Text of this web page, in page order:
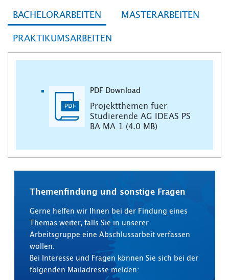
BACHELORARBEITEN MASTERARBEITEN
PRAKTIKUMSARBEITEN
PDF Download
Projektthemen fuer
Studierende AG IDEAS PS
BA MA 1 (4.0 MB)
Themenfindung und sonstige Fragen
Gerne helfen wir Ihnen bei der Findung eines
Themas weiter, falls Sie in unserer
Arbeitsgruppe eine Abschlussarbeit verfassen
wollen.
Bei Interesse und Fragen können Sie sich bei der
folgenden Mailadresse melden: